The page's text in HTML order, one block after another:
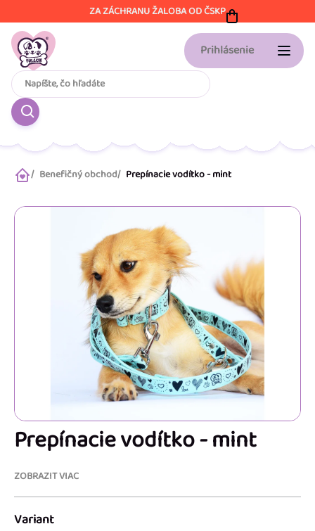
na
obsah
ZA ZÁCHRANU ŽALOBA OD ČSKP
Prihlásenie
DomovBenefičný obchod Prepínacie vodítko - mint
Prepínacie vodítko - mint
Variant
ZOBRAZIT VIAC